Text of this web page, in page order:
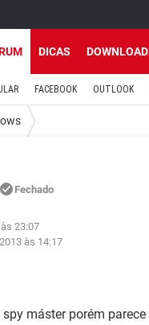
DICAS
FACEBOOK OUTLOOK
Fechado
23:07
às 14:17
máster porém